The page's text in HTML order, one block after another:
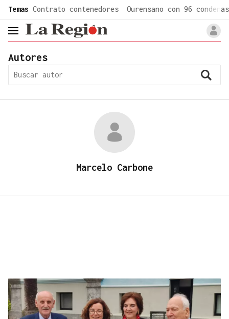
Temas Contrato contenedores Ourensano con 96 condenas
header.menu.open
Autores
Marcelo Carbone